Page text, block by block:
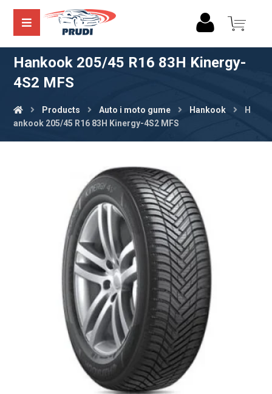
Hankook 205/45 R16 83H Kinergy-
4S2 MFS
Products Auto i moto gume Hankook
H
ankook 205/45 R16 83H Kinergy-4S2 MFS